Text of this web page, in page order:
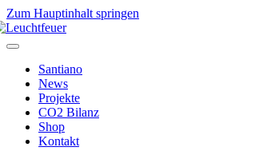
Zum Hauptinhalt springen
Santiano
News
Projekte
CO2 Bilanz
Shop
Kontakt